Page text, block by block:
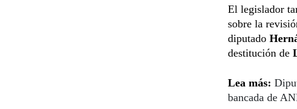
El legislador
sobre la
diputado
destitución de
Lea más:
bancada de